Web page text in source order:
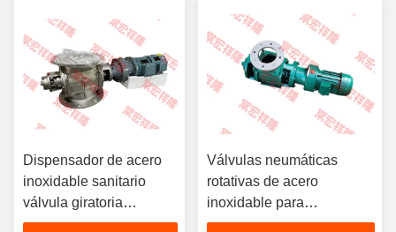
Dispensador de acero
inoxidable sanitario
válvula giratoria
neumática 220V 380V
Válvulas neumáticas
rotativas de acero
inoxidable para
dispensadores eléctricos